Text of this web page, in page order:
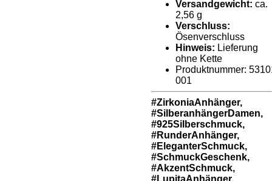
Versandgewicht: ca.
2,56 g
Verschluss:
Ösenverschluss
Hinweis: Lieferung
ohne Kette
Produktnummer:
001
#ZirkoniaAnhänger,
#SilberanhängerDamen,
#925Silberschmuck,
#RunderAnhänger,
#EleganterSchmuck,
#SchmuckGeschenk,
#AkzentSchmuck,